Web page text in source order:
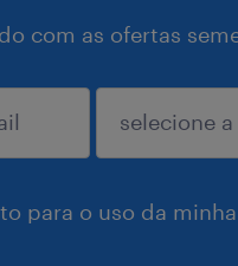
com as ofertas
para o uso da